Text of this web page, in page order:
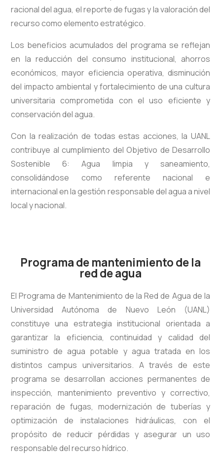
racional del agua, el reporte de fugas y la valoración del
recurso como elemento estratégico.
Los beneficios acumulados del programa se reflejan
en la reducción del consumo institucional, ahorros
económicos, mayor eficiencia operativa, disminución
del impacto ambiental y fortalecimiento de una cultura
universitaria comprometida con el uso eficiente y
conservación del agua.
Con la realización de todas estas acciones, la UANL
contribuye al cumplimiento del Objetivo de Desarrollo
Sostenible 6: Agua limpia y saneamiento,
consolidándose como referente nacional e
internacional en la gestión responsable del agua a nivel
local y nacional.
Programa de mantenimiento de la
red de agua
El Programa de Mantenimiento de la Red de Agua de la
Universidad Autónoma de Nuevo León (UANL)
constituye una estrategia institucional orientada a
garantizar la eficiencia, continuidad y calidad del
suministro de agua potable y agua tratada en los
distintos campus universitarios. A través de este
programa se desarrollan acciones permanentes de
inspección, mantenimiento preventivo y correctivo,
reparación de fugas, modernización de tuberías y
optimización de instalaciones hidráulicas, con el
propósito de reducir pérdidas y asegurar un uso
responsable del recurso hídrico.